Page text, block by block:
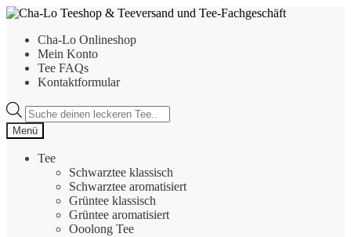
Zur
springen
Zum
springenCha-Lo Onlineshop
Mein Konto
Tee FAQs
Kontaktformular
Products
search
Menü
Tee
Schwarztee klassisch
Schwarztee aromatisiert
Grüntee klassisch
Grüntee aromatisiert
Ooolong Tee